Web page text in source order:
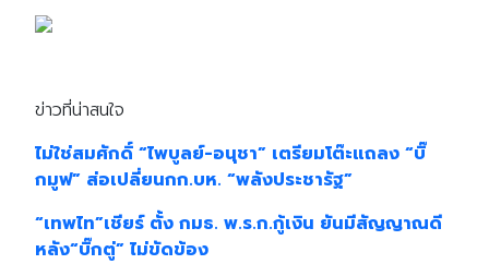
ข่าวที่น่าสนใจ
ไม่ใช่สมศักดิ์ “ไพบูลย์-อนุชา” เตรียมโต๊ะแถลง “บิ๊
กมูฟ” ส่อเปลี่ยนกก.บห. “พลังประชารัฐ”
“เทพไท”เชียร์ ตั้ง กมธ. พ.ร.ก.กู้เงิน ยันมีสัญญาณดี
หลัง“บิ๊กตู่” ไม่ขัดข้อง